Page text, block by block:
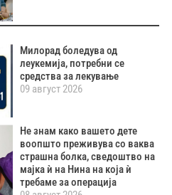
Милорад боледува од
леукемија, потребни се
средства за лекување
09 август 2026
Не знам како вашето дете
воопшто преживува со ваква
страшна болка, сведоштво на
мајка ѝ на Нина на која ѝ
требаме за операција